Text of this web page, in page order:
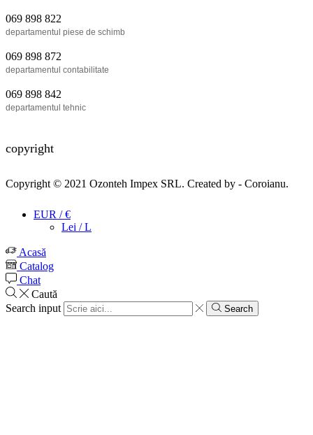
069 898 822
departamentul piese de schimb
069 898 872
departamentul contabilitate
069 898 842
departamentul tehnic
copyright
Copyright © 2021 Ozonteh Impex SRL. Created by - Coroianu.
EUR / €
Lei / L
Acasă
Catalog
Chat
Caută
Search input
Search